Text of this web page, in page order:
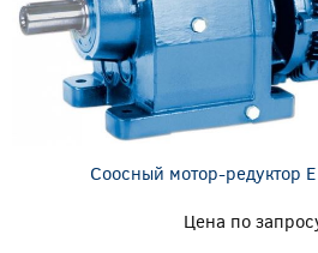
Соосный мотор-редуктор
Цена по